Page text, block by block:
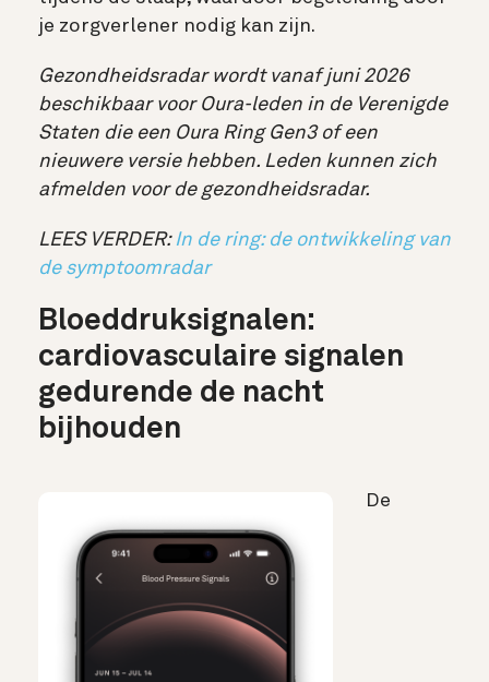
je zorgverlener nodig kan zijn.
Gezondheidsradar wordt vanaf juni 2026
beschikbaar voor Oura-leden in de Verenigde
Staten die een Oura Ring Gen3 of een
nieuwere versie hebben. Leden kunnen zich
afmelden voor de gezondheidsradar.
LEES VERDER: In de ring: de ontwikkeling van
de symptoomradar
Bloeddruksignalen:
cardiovasculaire signalen
gedurende de nacht
bijhouden
De